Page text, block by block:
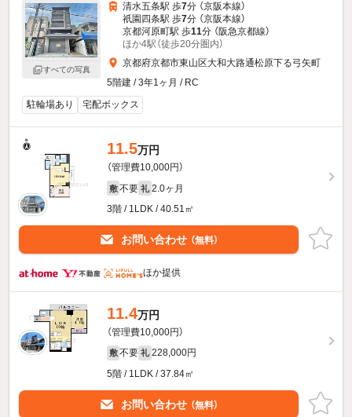
すべての写真
清水五条駅 歩7分 （京阪本線）
祇園四条駅 歩7分 （京阪本線）
京都河原町駅 歩11分 （阪急京都線）
ほか4駅（徒歩20分圏内）
京都府京都市東山区大和大路通松原下る弓矢町
5階建 / 3年1ヶ月 / RC
駐輪場あり
宅配ボックス
11.5万円
（管理費10,000円）
敷 不要 礼 2.0ヶ月
3階 / 1LDK / 40.51㎡
お問い合わせ （無料）
ほか提供
11.4万円
（管理費10,000円）
敷 不要 礼 228,000円
5階 / 1LDK / 37.84㎡
お問い合わせ （無料）